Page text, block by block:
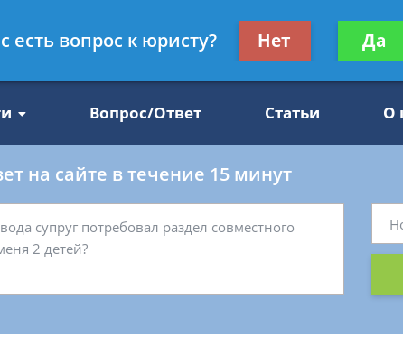
Получите
Вопрос/Ответ Статьи О
на сайте в течение 15 минут
есть вопрос к юристу? Нет Да